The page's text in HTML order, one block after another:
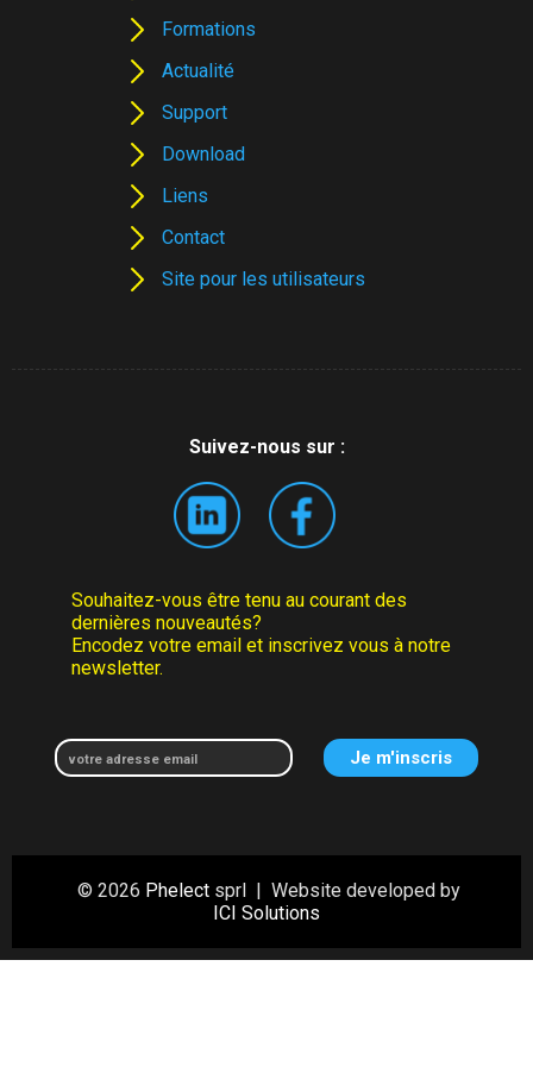
Formations
Actualité
Support
Download
Liens
Contact
Site pour les utilisateurs
Suivez-nous sur :
Souhaitez-vous être tenu au courant des
dernières nouveautés?
Encodez votre email et inscrivez vous à notre
newsletter.
© 2026 Phelect sprl | Website developed by
ICI Solutions